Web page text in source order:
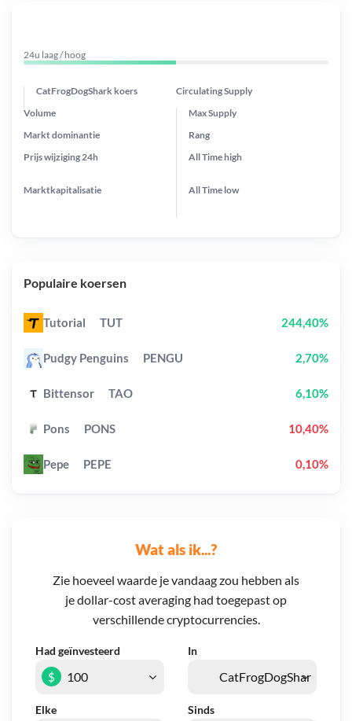
Wat als ik...?
Zie hoeveel waarde je vandaag zou hebben als
je dollar-cost averaging had toegepast op
verschillende cryptocurrencies.
Had geïnvesteerd In
Elke Sinds
$
24u laag / hoog
CatFrogDogShark koers Circulating Supply
Prijs wijziging 24h
Max Supply
Markt dominantie
Marktkapitalisatie
Volume
Rang
All Timehigh
All Time low
Populaire koersen
Tutorial TUT 244,40%
Pudgy Penguins PENGU 2,70%
Bittensor TAO 6,10%
Pons PONS 10,40%
Pepe PEPE 0,10%